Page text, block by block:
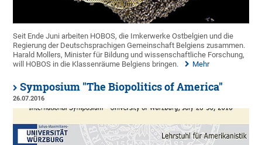
Seit Ende Juni arbeiten HOBOS, die Imkerwerke Ostbelgien und die
Regierung der Deutschsprachigen Gemeinschaft Belgiens zusammen.
Harald Mollers, Minister für Bildung und wissenschaftliche Forschung,
will HOBOS in die Klassenräume Belgiens bringen.
Mehr
Symposium "The Biopolitics of America"
26.07.2016